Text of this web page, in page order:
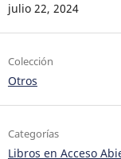
julio 22, 2024
Colección
Otros
Categorías
Libros en Acceso